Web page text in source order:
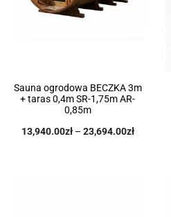
Sauna ogrodowa BECZKA 3m
+ taras 0,4m SR-1,75m AR-
0,85m
13,940.00zł – 23,694.00zł